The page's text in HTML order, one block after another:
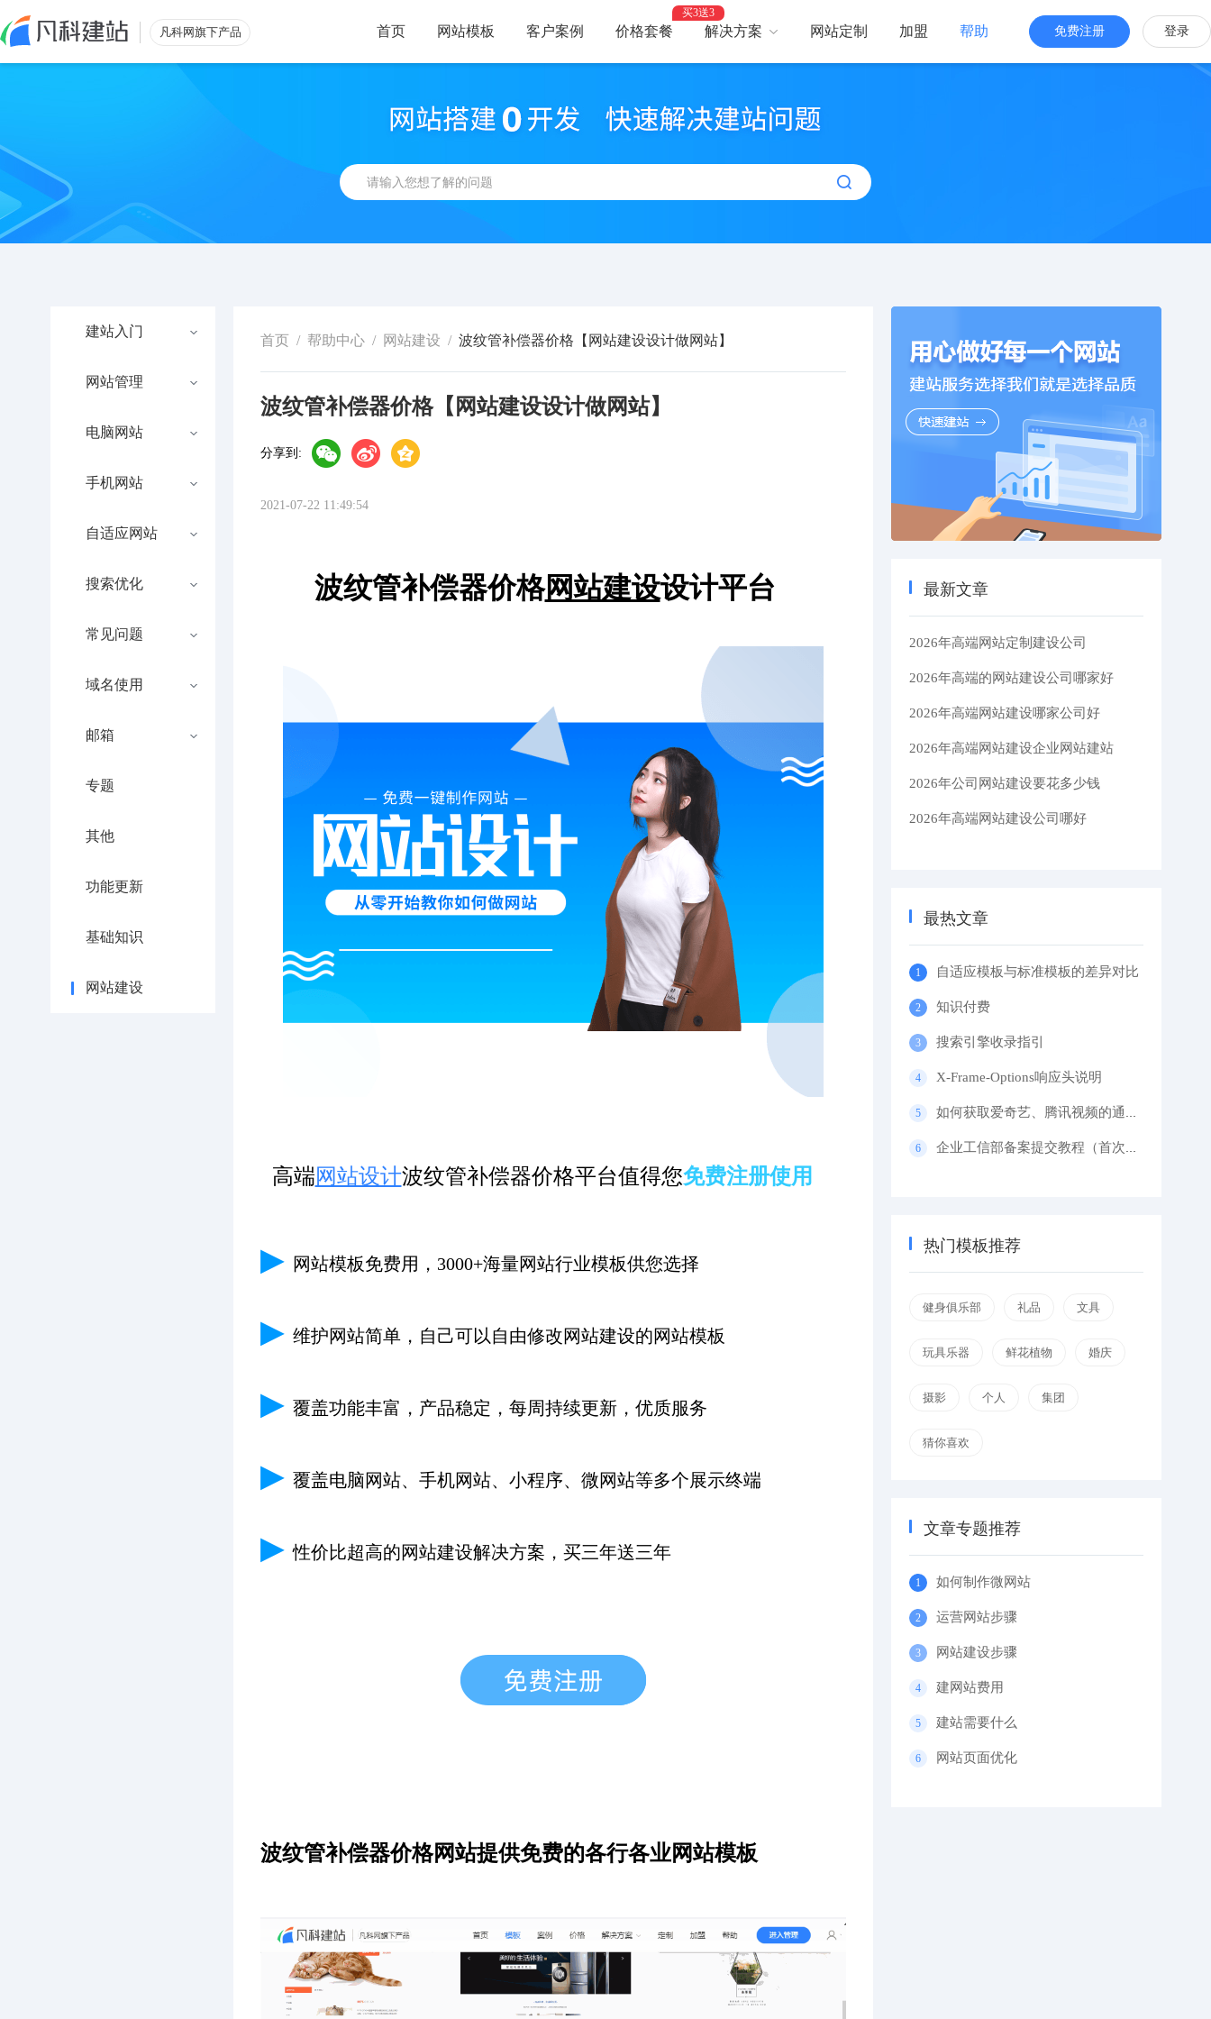
凡科网旗下产品 免费注册 登录
首页 网站模板 客户案例 价格套餐
买3送3
解决方案
智能建站，高效优化 助力品牌出海
开启全新交互体验
网站定制 加盟 帮助
建站入门
网站管理
电脑网站
手机网站
自适应网站
搜索优化
常见问题
域名使用
邮箱
专题
其他
功能更新
基础知识
网站建设
首页 / 帮助中心 / 网站建设 / 波纹管补偿器价格【网站建设设计做网站】
波纹管补偿器价格【网站建设设计做网站】
分享到:
2021-07-22 11:49:54
波纹管补偿器价格网站建设设计平台
高端网站设计波纹管补偿器价格平台值得您免费注册使用
▶ 网站模板免费用，3000+海量网站行业模板供您选择
▶ 维护网站简单，自己可以自由修改网站建设的网站模板
▶ 覆盖功能丰富，产品稳定，每周持续更新，优质服务
▶ 覆盖电脑网站、手机网站、小程序、微网站等多个展示终端
▶性价比超高的网站建设解决方案，买三年送三年
波纹管补偿器价格网站提供免费的各行各业网站模板
最新文章
2026年高端网站定制建设公司
2026年高端的网站建设公司哪家好
2026年高端网站建设哪家公司好
2026年高端网站建设企业网站建站
2026年公司网站建设要花多少钱
2026年高端网站建设公司哪好
最热文章
自适应模板与标准模板的差异对比
知识付费
搜索引擎收录指引
X-Frame-Options响应头说明
如何获取爱奇艺、腾讯视频的通用代码？
企业工信部备案提交教程（首次备案）
热门模板推荐
健身俱乐部 礼品 文具
玩具乐器 鲜花植物 婚庆
摄影 个人 集团
猜你喜欢
文章专题推荐
如何制作微网站
运营网站步骤
网站建设步骤
建网站费用
建站需要什么
网站页面优化